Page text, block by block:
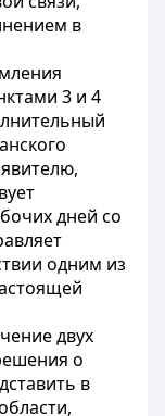
в
3 и 4
дней со
одним из
двух
о
в